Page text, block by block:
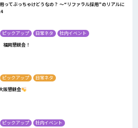
ってぶっちゃけどうなの？ ～“リファラル採用”のリアルに
ピックアップ 日常ネタ
社内イベント
岡懇親会！
ピックアップ
日常ネタ
阪懇親会
ピックアップ
社内イベント